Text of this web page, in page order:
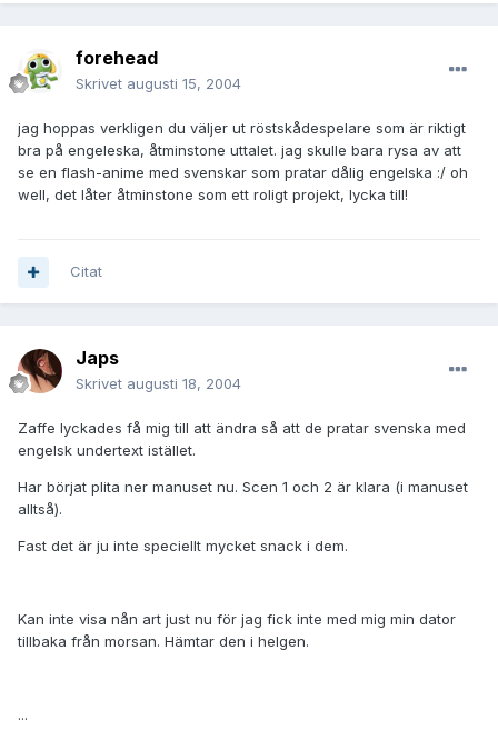
forehead
Skrivet augusti 15, 2004
jag hoppas verkligen du väljer ut röstskådespelare som är riktigt
bra på engeleska, åtminstone uttalet. jag skulle bara rysa av att
se en flash-anime med svenskar som pratar dålig engelska :/ oh
well, det låter åtminstone som ett roligt projekt, lycka till!
Citat
Japs
Skrivet augusti 18, 2004
Zaffe lyckades få mig till att ändra så att de pratar svenska med
engelsk undertext istället.
Har börjat plita ner manuset nu. Scen 1 och 2 är klara (i manuset
alltså).
Fast det är ju inte speciellt mycket snack i dem.
Kan inte visa nån art just nu för jag fick inte med mig min dator
tillbaka från morsan. Hämtar den i helgen.
...